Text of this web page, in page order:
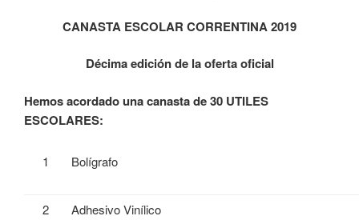
CANASTA ESCOLAR CORRENTINA 2019
Décima edición de la oferta oficial
Hemos acordado una canasta de 30 UTILES
ESCOLARES:
1 Bolígrafo
2 Adhesivo Vinílico